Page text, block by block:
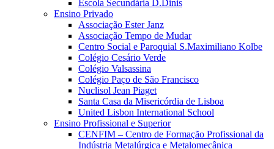
Escola Secundária D.Dinis
Ensino Privado
Associação Ester Janz
Associação Tempo de Mudar
Centro Social e Paroquial S.Maximiliano Kolbe
Colégio Cesário Verde
Colégio Valsassina
Colégio Paço de São Francisco
Nuclisol Jean Piaget
Santa Casa da Misericórdia de Lisboa
United Lisbon International School
Ensino Profissional e Superior
CENFIM – Centro de Formação Profissional da
Indústria Metalúrgica e Metalomecânica